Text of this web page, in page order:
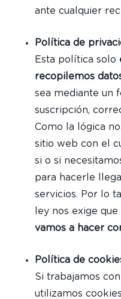
ante cualquier
Política de
Esta política solo
recopilemos
sea mediante un
suscripción,
Como la lógica
sitio web con el
si o si
para hacerle
servicios. Por lo
ley nos exige
vamos a hacer
Política de
Si trabajamos
utilizamos